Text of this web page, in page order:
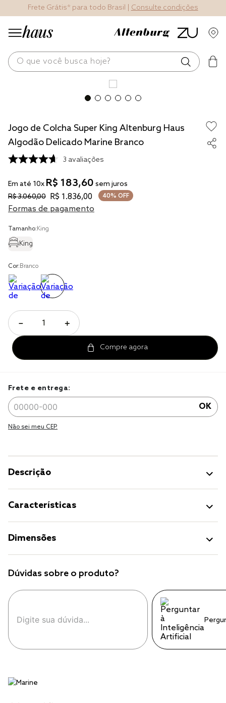
Frete Grátis* para todo Brasil | Consulte condições
O que você busca hoje?
Jogo de Colcha Super King Altenburg Haus
Algodão Delicado Marine Branco
3 avaliações
Em até 10x R$ 183,60 sem juros
R$3.060,00 R$ 1 .836,00 40% OFF
Formas de pagamento
Tamanho:King
King
Cor:Branco
＋
－
Frete e entrega:
OK
Não sei meu CEP.
Descrição
Características
Dimensões
Dúvidas sobre o produto?
edredom
fronha
travesseiro
jogos cama
tencel
cobre leito
jogo cama casal